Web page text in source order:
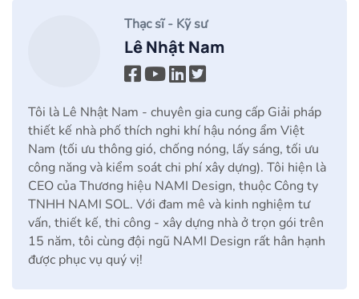
Thạc sĩ - Kỹ sư
Lê Nhật Nam
Tôi là Lê Nhật Nam - chuyên gia cung cấp Giải pháp
thiết kế nhà phố thích nghi khí hậu nóng ẩm Việt
Nam (tối ưu thông gió, chống nóng, lấy sáng, tối ưu
công năng và kiểm soát chi phí xây dựng). Tôi hiện là
CEO của Thương hiệu NAMI Design, thuộc Công ty
TNHH NAMI SOL. Với đam mê và kinh nghiệm tư
vấn, thiết kế, thi công - xây dựng nhà ở trọn gói trên
15 năm, tôi cùng đội ngũ NAMI Design rất hân hạnh
được phục vụ quý vị!